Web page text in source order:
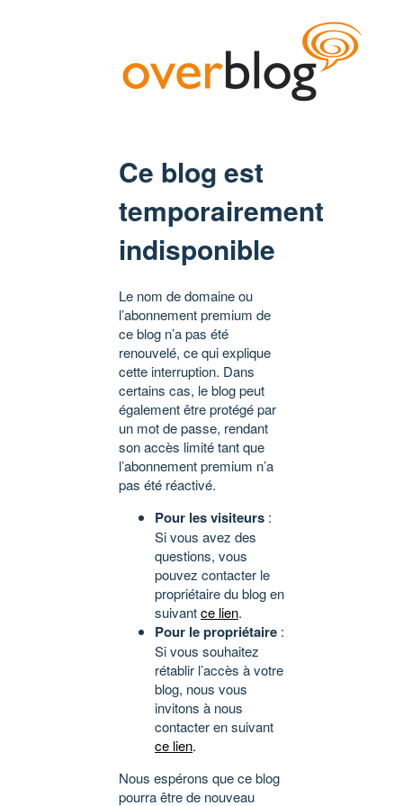
Ce blog est
temporairement
indisponible
Le nom de domaine ou
l’abonnement premium de
ce blog n’a pas été
renouvelé, ce qui explique
cette interruption. Dans
certains cas, le blog peut
également être protégé par
un mot de passe, rendant
son accès limité tant que
l’abonnement premium n’a
pas été réactivé.
Pour les visiteurs :
Si vous avez des
questions, vous
pouvez contacter le
propriétaire du blog en
suivantce lien.
Pour le propriétaire :
Si vous souhaitez
rétablir l’accès à votre
blog, nous vous
invitons à nous
contacter en suivant
ce lien.
Nous espérons que ce blog
pourra être de nouveau